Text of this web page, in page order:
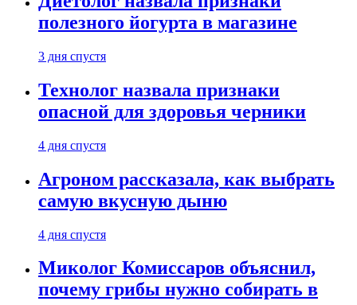
полезного йогурта в магазине
3 дня спустя
Технолог назвала признаки
опасной для здоровья черники
4 дня спустя
Агроном рассказала, как выбрать
самую вкусную дыню
4 дня спустя
Миколог Комиссаров объяснил,
почему грибы нужно собирать в